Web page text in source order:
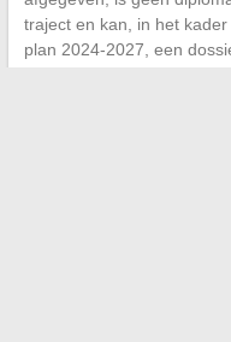
traject en kan, in het
plan 2024-2027, een